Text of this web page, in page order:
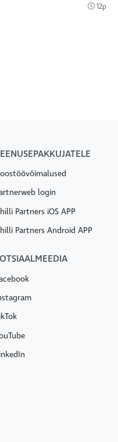
12p
login
Partners iOS APP
Partners Android APP